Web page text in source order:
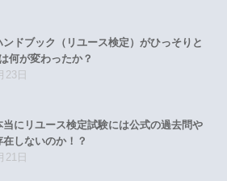
ンドブック（リユース検定）がひっそりと
何が変わったか？
23日
当にリユース検定試験には公式の過去問や
しないのか！？
21日